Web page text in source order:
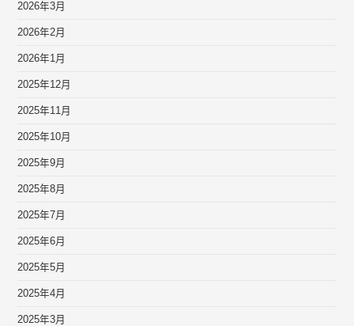
2026年3月
2026年2月
2026年1月
2025年12月
2025年11月
2025年10月
2025年9月
2025年8月
2025年7月
2025年6月
2025年5月
2025年4月
2025年3月